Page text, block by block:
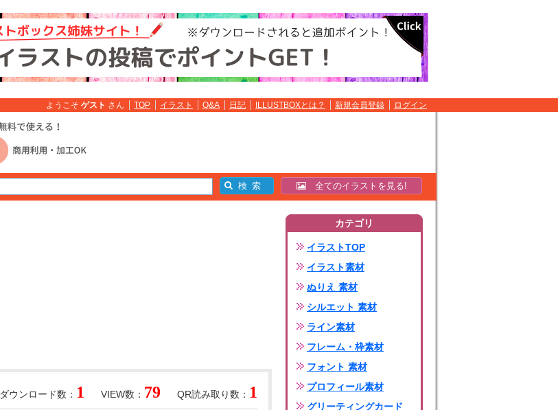
ようこそ ゲスト さん TOP イラスト Q&A 日記 ILLUSTBOXとは？ 新規会員登録 ログイン
全てのイラストを見る!
QR読み取り数： 1
VIEW数： 79
ダウンロード数： 1
カテゴリ
イラストTOP
イラスト素材
ぬりえ 素材
シルエット 素材
ライン素材
フレーム・枠素材
フォント 素材
プロフィール素材
グリーティングカード